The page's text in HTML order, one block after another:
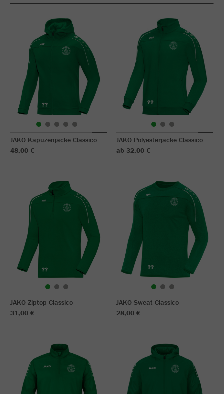
JAKO Kapuzenjacke Classico
48,00 €
JAKO Polyesterjacke Classico
ab 32,00 €
JAKO Ziptop Classico
31,00 €
JAKO Sweat Classico
28,00 €